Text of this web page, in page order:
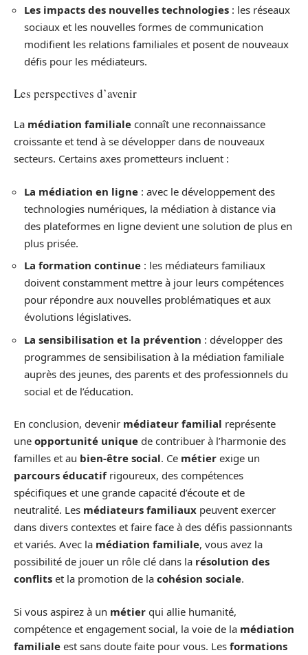
Les impacts des nouvelles technologies : les réseaux
sociaux et les nouvelles formes de communication
modifient les relations familiales et posent de nouveaux
défis pour les médiateurs.
Les perspectives d’avenir
La médiation familiale connaît une reconnaissance
croissante et tend à se développer dans de nouveaux
secteurs. Certains axes prometteurs incluent :
La médiation en ligne : avec le développement des
technologies numériques, la médiation à distance via
des plateformes en ligne devient une solution de plus en
plus prisée.
La formation continue : les médiateurs familiaux
doivent constamment mettre à jour leurs compétences
pour répondre aux nouvelles problématiques et aux
évolutions législatives.
La sensibilisation et la prévention : développer des
programmes de sensibilisation à la médiation familiale
auprès des jeunes, des parents et des professionnels du
social et de l’éducation.
En conclusion, devenir médiateur familial représente
une opportunité unique de contribuer à l’harmonie des
familles et au bien-être social. Ce métier exige un
parcours éducatifrigoureux, des compétences
spécifiques et une grande capacité d’écoute et de
neutralité. Les médiateurs familiaux peuvent exercer
dans divers contextes et faire face à des défis passionnants
et variés. Avec la médiation familiale, vous avez la
possibilité de jouer un rôle clé dans la résolution des
conflits et la promotion de la cohésion sociale.
Si vous aspirez à un métier qui allie humanité,
compétence et engagement social, la voie de la médiation
familiale est sans doute faite pour vous. Les formations